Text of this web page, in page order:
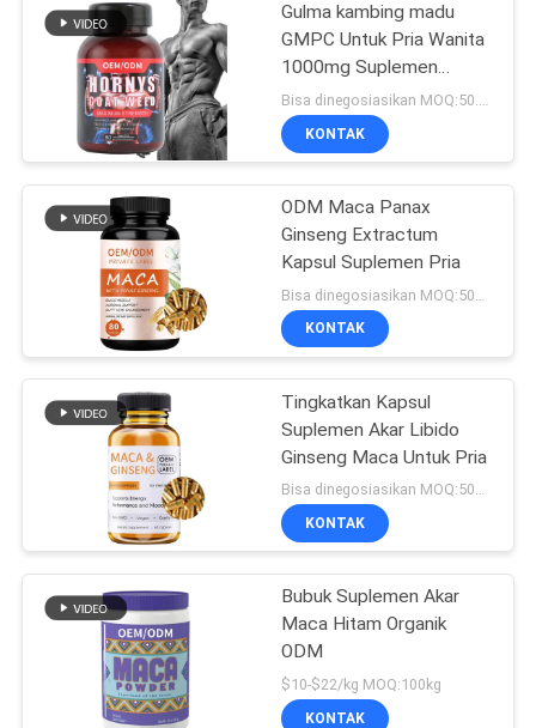
Biotin Vitamin
Gummies
103
Kapsul Kolagen
Terhidrolisis
21
Omega 3 Softgels
Gulma kambing madu
GMPC Untuk Pria Wanita
1000mg Suplemen
Energi Epimedium
KONTAK
ODM Maca Panax
Ginseng Extractum
Kapsul Suplemen Pria
KONTAK
Tingkatkan Kapsul
Suplemen Akar Libido
Ginseng Maca Untuk Pria
Bisa dinegosiasikan MOQ:50000 kapsul
KONTAK
Bubuk Suplemen Akar
Maca Hitam Organik
ODM
$10-$22/kg MOQ:100kg
KONTAK